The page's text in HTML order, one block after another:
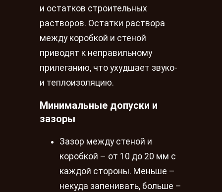
и остатков строительных
растворов. Остатки раствора
между коробкой и стеной
приводят к неправильному
прилеганию, что ухудшает звуко-
и теплоизоляцию.
Минимальные допуски и
зазоры
Зазор между стеной и
коробкой – от 10 до 20 мм с
каждой стороны. Меньше –
некуда запенивать, больше –